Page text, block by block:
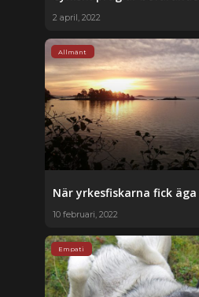
2 april, 2022
Allmänt
När yrkesfiskarna fick
10 februari, 2022
Empati